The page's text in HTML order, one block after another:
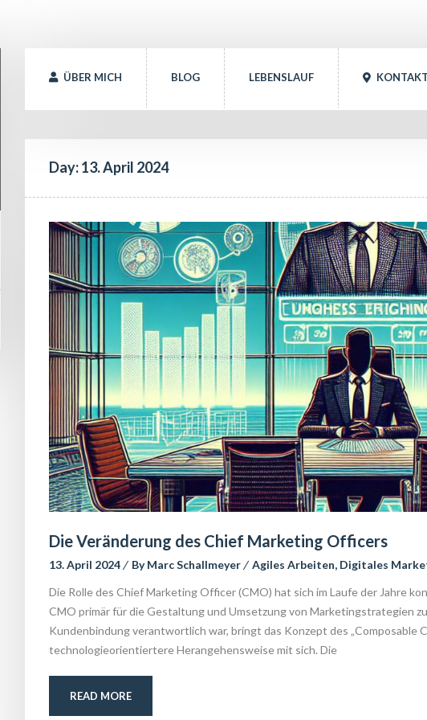
ÜBER MICH BLOG LEBENSLAUF
Day: 13. April 2024
Die Veränderung des Chief Marketing Officer
13. April 2024 By Marc Schallmeyer Agiles Arbeiten, Digitales
Die Rolle des Chief Marketing Officer (CMO) hat sich im Laufe der Jahre
CMO primär für die Gestaltung und Umsetzung von Marketingstrategien
Kundenbindung verantwortlich war, bringt das Konzept des „Composable
technologieorientiertere Herangehensweise mit sich. Die
READ MORE